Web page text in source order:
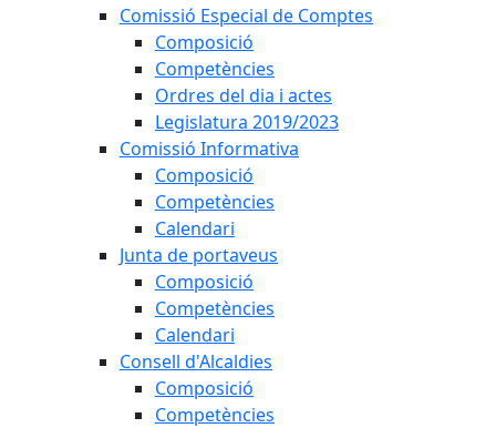
Comissió Especial de Comptes
Composició
Competències
Ordres del dia i actes
Legislatura 2019/2023
Comissió Informativa
Composició
Competències
Calendari
Junta de portaveus
Composició
Competències
Calendari
Consell d'Alcaldies
Composició
Competències